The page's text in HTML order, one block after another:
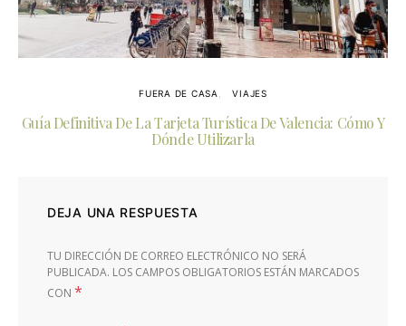
FUERA DE CASA VIAJES
Guía Definitiva De La Tarjeta Turística De Valencia: Cómo Y
Dónde Utilizarla
DEJA UNA RESPUESTA
TU DIRECCIÓN DE CORREO ELECTRÓNICO NO SERÁ
PUBLICADA. LOS CAMPOS OBLIGATORIOS ESTÁN MARCADOS
CON *